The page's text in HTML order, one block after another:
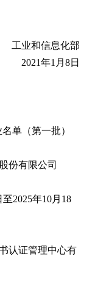
工业和信息化部
2021年1月8日
单（第一批）
份有限公司
2025年10月18
认证管理中心有